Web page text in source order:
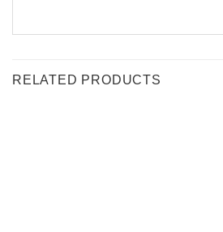
RELATED PRODUCTS